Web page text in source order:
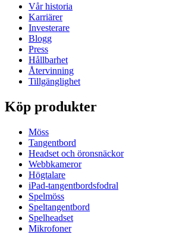
Vår historia
Karriärer
Investerare
Blogg
Press
Hållbarhet
Återvinning
Tillgänglighet
Köp produkter
Möss
Tangentbord
Headset och öronsnäckor
Webbkameror
Högtalare
iPad-tangentbordsfodral
Spelmöss
Speltangentbord
Spelheadset
Mikrofoner